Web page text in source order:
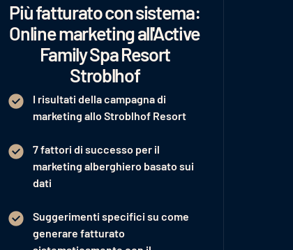
Più fatturato con sistema:
Online marketing all'Active
Family Spa Resort
Stroblhof
I risultati della campagna di
marketing allo Stroblhof Resort
7 fattori di successo per il
marketing alberghiero basato sui
dati
Suggerimenti specifici su come
generare fatturato